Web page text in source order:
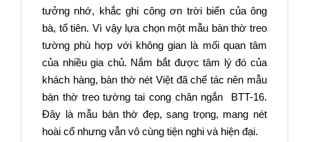
tưởng nhớ, khắc ghi công ơn trời biển của ông
bà, tổ tiên. Vì vậy lựa chọn một mẫu bàn thờ treo
tường phù hợp với không gian là mối quan tâm
của nhiều gia chủ. Nắm bắt được tâm lý đó của
khách hàng, bàn thờ nét Việt đã chế tác nên mẫu
bàn thờ treo tường tai cong chân ngắn BTT-16.
Đây là mẫu bàn thờ đẹp, sang trọng, mang nét
hoài cổ nhưng vẫn vô cùng tiện nghi và hiện đại.